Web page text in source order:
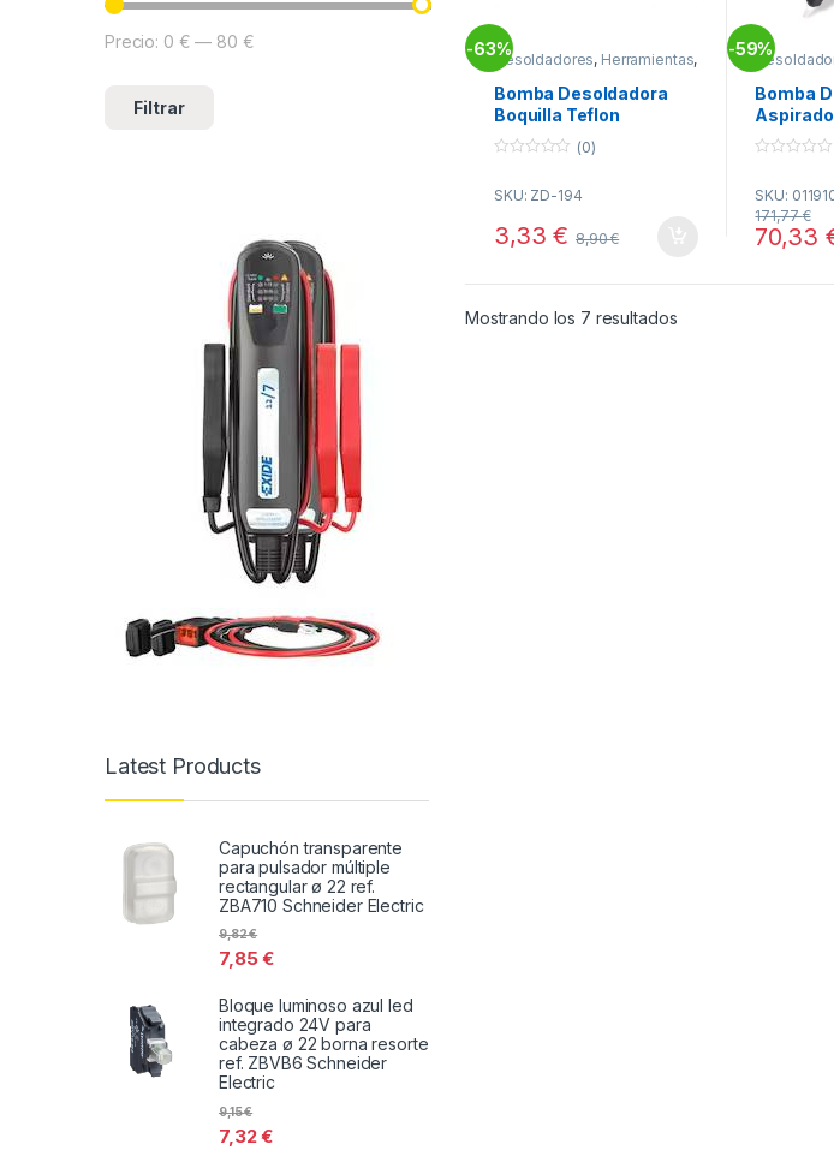
-63%
Desoldadores, Herramientas,
Soldadura
Bomba Desoldadora
Boquilla Teflon
u
o
f
(0)
SKU: ZD-194
3,33€ 8,90€
-59%
Soldadura
Bomba
DU1191
u
t
o
f
SKU:
70,33
171,77€
Mostrando los 7 resultadosOrdenado por
Precio mínimo
Precio máximo
Filtrar
Precio: 0 € — 80 €
Latest Products
Capuchón transparente
para pulsador múltiple
rectangular ø 22 ref.
ZBA710 Schneider Electric
7,85€
9,82€
Bloque luminoso azul led
integrado 24V para
cabeza ø 22 borna resorte
ref. ZBVB6 Schneider
Electric
7,32€
9,15€